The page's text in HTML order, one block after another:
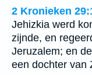
2 Kronieken
Jehizkia werd
zijnde, en
Jeruzalem; en
een dochter van